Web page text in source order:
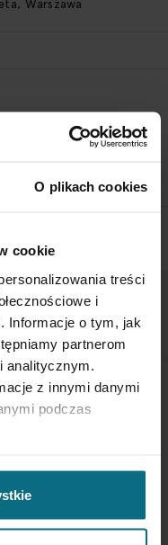
O plikach cookies
cookie
treści
i
Informacje o tym, jak
partnerom
analitycznym.
z innymi danymi
podczas
Warszawa
Obsługi w ciągu 3
informacje
się do naszego